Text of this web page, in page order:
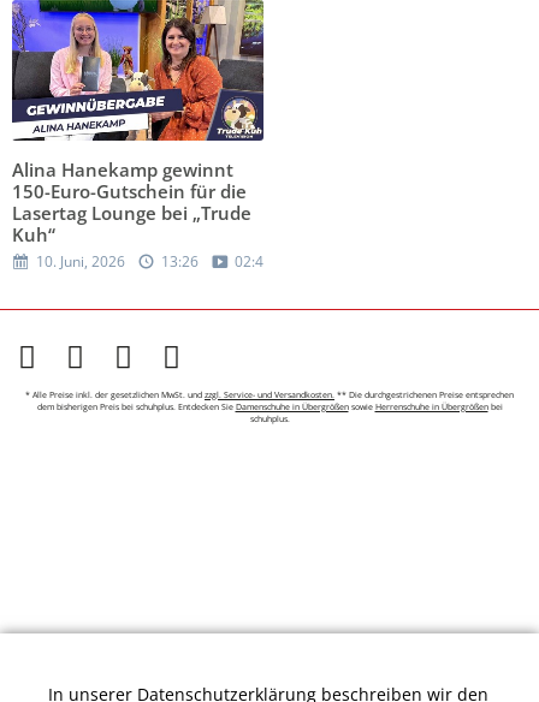
Alina Hanekamp gewinnt
150-Euro-Gutschein für die
Lasertag Lounge bei „Trude
Kuh“
10. Juni, 2026 13:26 02:48
* Alle Preise inkl. der gesetzlichen MwSt. und zzgl. Service- und Versandkosten. ** Die durchgestrichenen Preise entsprechen
dem bisherigen Preis bei schuhplus. Entdecken Sie Damenschuhe in Übergrößensowie Herrenschuhe in Übergrößenbei
schuhplus.
In unserer Datenschutzerklärung beschreiben wir den